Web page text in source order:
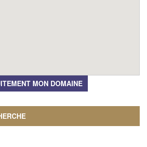
MON DOMAINE